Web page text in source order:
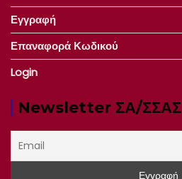
Εγγραφή
Επαναφορά Κωδικού
Login
Newsletter ΣΑ/ΣΣΑΣ